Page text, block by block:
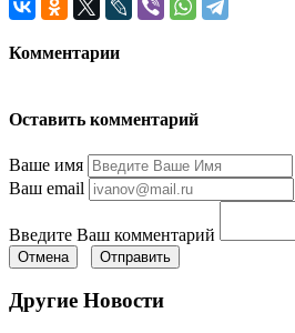
Комментарии
Оставить комментарий
Ваше имя
Ваш email
Введите Ваш комментарий
Отмена Отправить
Другие Новости